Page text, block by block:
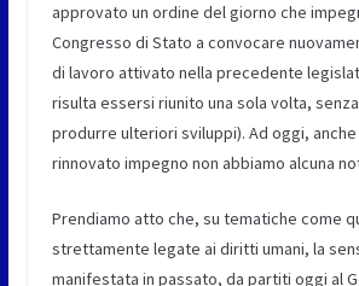
approvato un ordine del giorno che
Congresso di Stato a convocare
di lavoro attivato nella precedente
risulta essersi riunito una sola volta,
produrre ulteriori sviluppi). Ad oggi,
rinnovato impegno non abbiamo alcuna
Prendiamo atto che, su tematiche come
strettamente legate ai diritti umani, la
manifestata in passato, da partiti oggi al